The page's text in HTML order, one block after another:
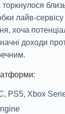
лайв-сервісу
хоча
доходи
PS5, Xbox